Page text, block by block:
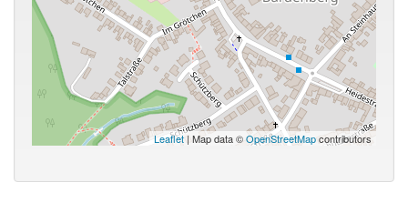
Leaflet| Map data ©OpenStreetMapcontributors